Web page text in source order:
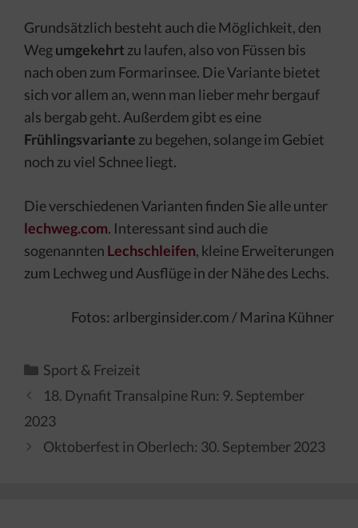
Grundsätzlich besteht auch die Möglichkeit, den
Wegumgekehrt zu laufen, also von Füssen bis
nach oben zum Formarinsee. Die Variante bietet
sich vor allem an, wenn man lieber mehr bergauf
als bergab geht. Außerdem gibt es eine
Frühlingsvariante zu begehen, solange im Gebiet
noch zu viel Schnee liegt.
Die verschiedenen Varianten finden Sie alle unter
lechweg.com. Interessant sind auch die
sogenannten Lechschleifen, kleine Erweiterungen
zum Lechweg und Ausflüge in der Nähe des Lechs.
Fotos: arlberginsider.com / Marina Kühner
Kategorien
Sport & Freizeit
18. Dynafit Transalpine Run: 9. September
2023
Oktoberfest in Oberlech: 30. September 2023